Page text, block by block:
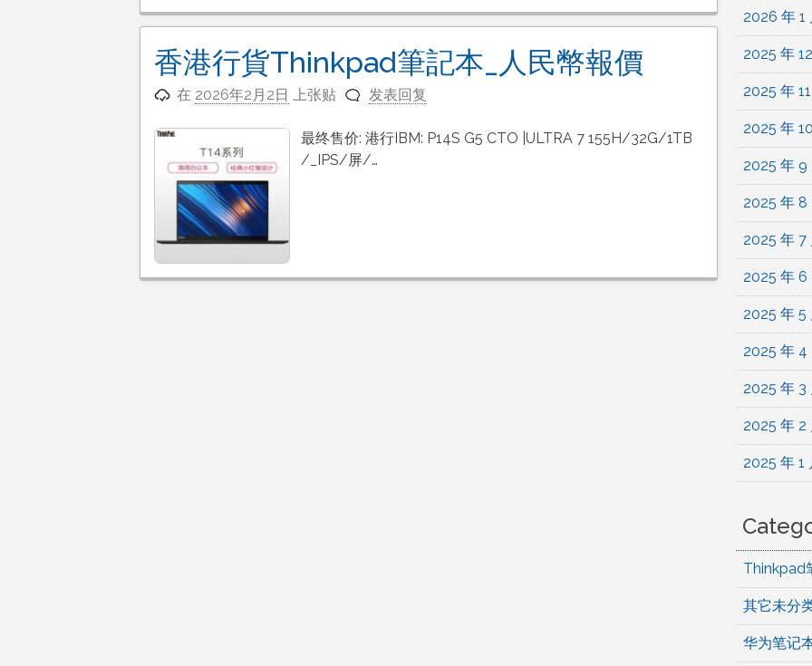
香港行貨Thinkpad筆記本_人民幣報價
在 2026年2月2日 上张贴 发表回复
最终售价: 港行IBM: P14S G5 CTO |ULTRA 7 155H/32G/1TB
/_IPS/屏/…
2026 年 1
2025 年
2025 年 11
2025 年
2025 年 9
2025 年 8
2025 年 7
2025 年 6
2025 年 5
2025 年 4
2025 年 3
2025 年 2
2025 年 1
Thinkpad
其它未分
华为笔记